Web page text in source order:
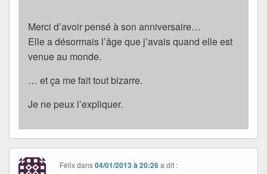
Merci d’avoir pensé à son anniversaire…
Elle a désormais l’âge que j’avais quand elle est
venue au monde.
… et ça me fait tout bizarre.
Je ne peux l’expliquer.
Félixdans04/01/2013 à 20:26 a dit :